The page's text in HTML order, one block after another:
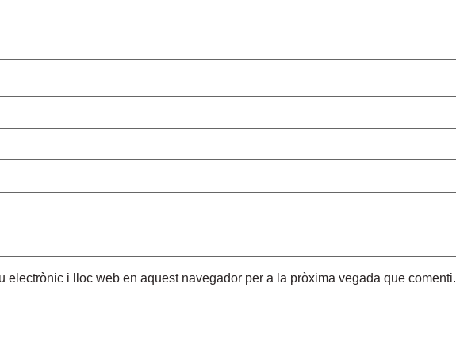
electrònic i lloc web en aquest navegador per a la pròxima vegada que comenti.